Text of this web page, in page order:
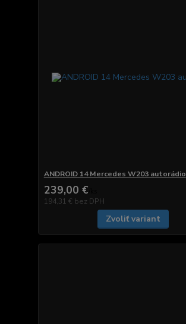
ANDROID 14 Mercedes W203 autorádio
239,00 €
194,31 € bez DPH
Zvoliť variant